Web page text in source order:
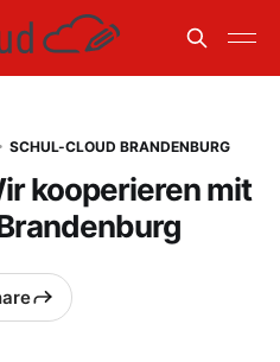
SCHUL-CLOUD BRANDENBURG
kooperieren mit